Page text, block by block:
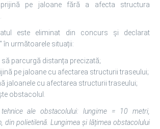
pe jaloane fără a afecta structura
este eliminat din concurs și declarat
în următoarele situații:
să parcurgă distanța precizată;
pe jaloane cu afectarea structurii traseului;
jaloanele cu afectarea structurii traseului;
obstacolul.
tehnice ale obstacolului: lungime = 10 metri,
din polietilenă. Lungimea și lățimea obstacolului